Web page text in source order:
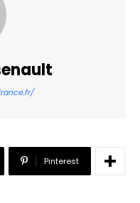
Pinterest